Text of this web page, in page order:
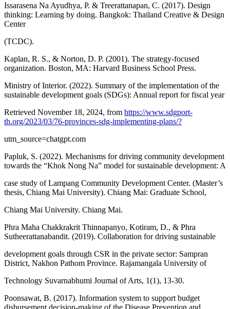
Issarasena Na Ayudhya, P. & Treerattanapan, C. (2017). Design
thinking: Learning by doing. Bangkok: Thailand Creative & Design
Center
(TCDC).
Kaplan, R. S., & Norton, D. P. (2001). The strategy-focused
organization. Boston, MA: Harvard Business School Press.
Ministry of Interior. (2022). Summary of the implementation of the
sustainable development goals (SDGs): Annual report for fiscal year
Retrieved November 18, 2024, from https://www.sdgport-
th.org/2023/03/76-provinces-sdg-implementing-plans/?
utm_source=chatgpt.com
Papluk, S. (2022). Mechanisms for driving community development
towards the “Khok Nong Na” model for sustainable development: A
case study of Lampang Community Development Center. (Master’s
thesis, Chiang Mai University). Chiang Mai: Graduate School,
Chiang Mai University. Chiang Mai.
Phra Maha Chakkrakrit Thinnapanyo, Kotiram, D., & Phra
Sutheerattanabandit. (2019). Collaboration for driving sustainable
development goals through CSR in the private sector: Sampran
District, Nakhon Pathom Province. Rajamangala University of
Technology Suvarnabhumi Journal of Arts, 1(1), 13-30.
Poonsawat, B. (2017). Information system to support budget
disbursement decision-making of the Disease Prevention and